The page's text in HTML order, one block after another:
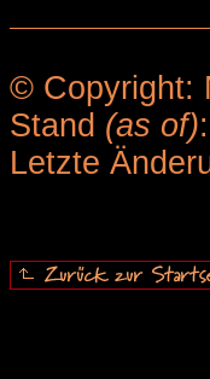
© Copyright:
Stand (as of)
Letzte